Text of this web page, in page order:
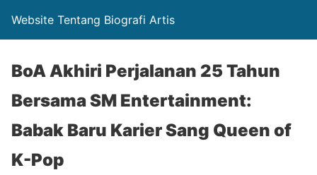
Website Tentang Biografi Artis
BoA Akhiri Perjalanan 25 Tahun
Bersama SM Entertainment:
Babak Baru Karier Sang Queen of
K-Pop